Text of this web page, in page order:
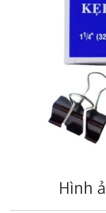
Hình